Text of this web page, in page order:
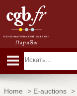
Home > E-auctions >